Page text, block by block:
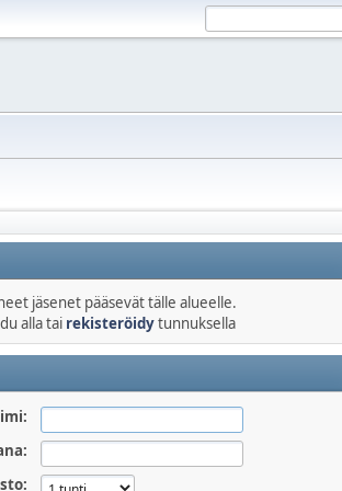
jäsenet pääsevät tälle alueelle.
alla tai rekisteröidytunnuksella